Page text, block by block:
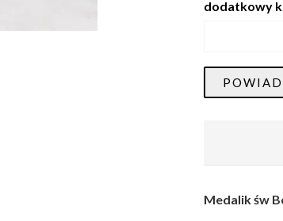
dodatkowy
Medalik św